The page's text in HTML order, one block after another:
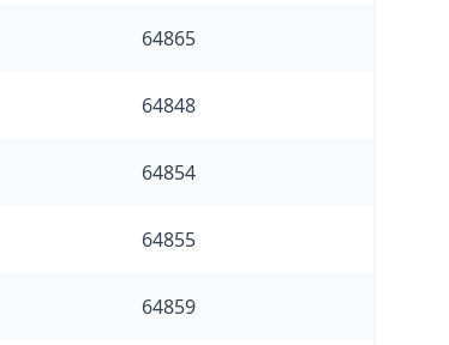
64865
64848
64854
64855
64859